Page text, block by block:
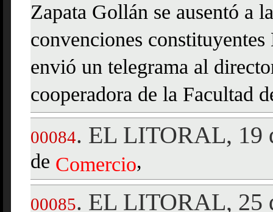
Zapata Gollán se ausentó a
convenciones
envió un telegrama al
cooperadora de la Facultad
00084. EL LITORAL, 19
de Comercio,
00085. EL LITORAL, 25